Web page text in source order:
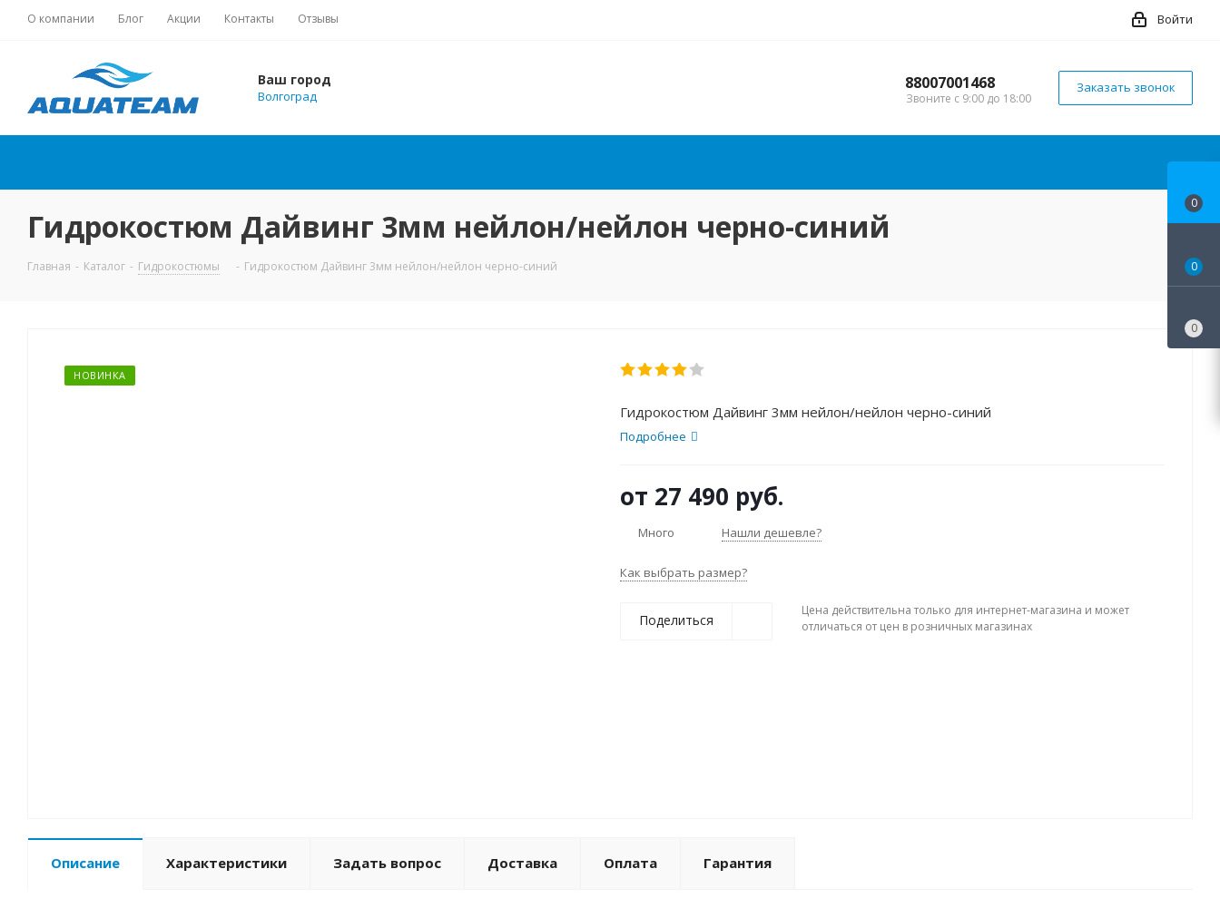
О компании Блог Акции Контакты Отзывы Войти
Ваш город
Волгоград
88007001468
Звоните с 9:00 до 18:00
Заказать звонок
Гидрокостюм Дайвинг 3мм нейлон/нейлон черно-синий
Главная - Каталог - Гидрокостюмы - Гидрокостюм Дайвинг 3мм нейлон/нейлон черно-синий
НОВИНКА
Гидрокостюм Дайвинг 3мм нейлон/нейлон черно-синий
Подробнее
от 27 490 руб.
Много Нашли дешевле?
Как выбрать размер?
Поделиться
Цена действительна только для интернет-магазина и может
отличаться от цен в розничных магазинах
Описание Характеристики Задать вопрос Доставка Оплата Гарантия
0
0
0